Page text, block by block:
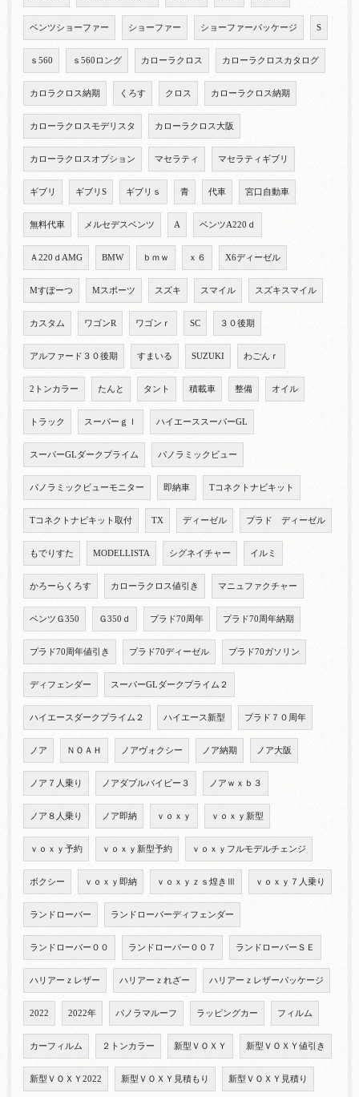
ベンツショーファー ショーファー ショーファーパッケージ S
ｓ560 ｓ560ロング カローラクロス カローラクロスカタログ
カロラクロス納期 くろす クロス カローラクロス納期
カローラクロスモデリスタ カローラクロス大阪
カローラクロスオプション マセラティ マセラティギブリ
ギブリ ギブリS ギブリｓ 青 代車 宮口自動車
無料代車 メルセデスベンツ A ベンツA220ｄ
Ａ220ｄAMG BMW ｂｍｗ ｘ６ X6ディーゼル
Mすぽーつ Mスポーツ スズキ スマイル スズキスマイル
カスタム ワゴンR ワゴンｒ SC ３０後期
アルファード３０後期 すまいる SUZUKI わごんｒ
2トンカラー たんと タント 積載車 整備 オイル
トラック スーパーｇｌ ハイエーススーパーGL
スーパーGLダークプライム パノラミックビュー
パノラミックビューモニター 即納車 Tコネクトナビキット
Tコネクトナビキット取付 TX ディーゼル プラド ディーゼル
もでりすた MODELLISTA シグネイチャー イルミ
かろーらくろす カローラクロス値引き マニュファクチャー
ベンツＧ350 Ｇ350ｄ プラド70周年 プラド70周年納期
プラド70周年値引き プラド70ディーゼル プラド70ガソリン
ディフェンダー スーパーGLダークプライム２
ハイエースダークプライム２ ハイエース新型 プラド７０周年
ノア ＮＯＡＨ ノアヴォクシー ノア納期 ノア大阪
ノア７人乗り ノアダブルバイビー３ ノアｗｘｂ３
ノア８人乗り ノア即納 ｖｏｘｙ ｖｏｘｙ新型
ｖｏｘｙ予約 ｖｏｘｙ新型予約 ｖｏｘｙフルモデルチェンジ
ボクシー ｖｏｘｙ即納 ｖｏｘｙｚｓ煌きⅢ ｖｏｘｙ７人乗り
ランドローバー ランドローバーディフェンダー
ランドローバー００ ランドローバー００７ ランドローバーＳＥ
ハリアーｚレザー ハリアーｚれざー ハリアーｚレザーパッケージ
2022 2022年 パノラマルーフ ラッピングカー フィルム
カーフィルム ２トンカラー 新型ＶＯＸＹ 新型ＶＯＸＹ値引き
新型ＶＯＸＹ2022 新型ＶＯＸＹ見積もり 新型ＶＯＸＹ見積り